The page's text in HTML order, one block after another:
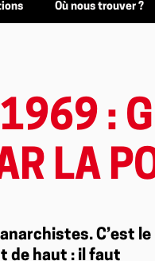
Où nous trouver ?
:
LA
C’est le
de haut : il faut